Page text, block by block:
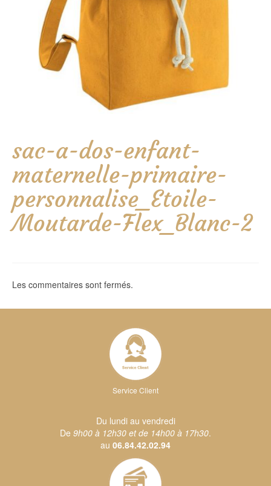
sac-a-dos-enfant-
maternelle-primaire-
personnalise_Etoile-
Moutarde-Flex_Blanc-2
Les commentaires sont fermés.
Service Client
Du lundi au vendredi
De 9h00 à 12h30 et de 14h00 à 17h30.
au 06.84.42.02.94